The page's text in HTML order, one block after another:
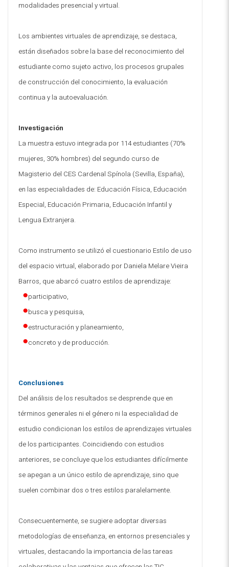
modalidades presencial y virtual.
Los ambientes virtuales de aprendizaje, se destaca,
están diseñados sobre la base del reconocimiento del
estudiante como sujeto activo, los procesos grupales
de construcción del conocimiento, la evaluación
continua y la autoevaluación.
Investigación
La muestra estuvo integrada por 114 estudiantes (70%
mujeres, 30% hombres) del segundo curso de
Magisterio del CES Cardenal Spínola (Sevilla, España),
en las especialidades de: Educación Física, Educación
Especial, Educación Primaria, Educación Infantil y
Lengua Extranjera.
Como instrumento se utilizó el cuestionario Estilo de uso
del espacio virtual, elaborado por Daniela Melare Vieira
Barros, que abarcó cuatro estilos de aprendizaje:
participativo,
busca y pesquisa,
estructuración y planeamiento,
concreto y de producción.
Conclusiones
Del análisis de los resultados se desprende que en
términos generales ni el género ni la especialidad de
estudio condicionan los estilos de aprendizajes virtuales
de los participantes. Coincidiendo con estudios
anteriores, se concluye que los estudiantes difícilmente
se apegan a un único estilo de aprendizaje, sino que
suelen combinar dos o tres estilos paralelamente.
Consecuentemente, se sugiere adoptar diversas
metodologías de enseñanza, en entornos presenciales y
virtuales, destacando la importancia de las tareas